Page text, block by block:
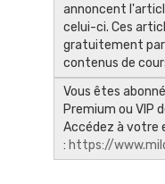
annoncent
celui-ci. Ces
gratuitement
contenus de
Vous êtes
Premium ou VIP
Accédez à votre
: https://